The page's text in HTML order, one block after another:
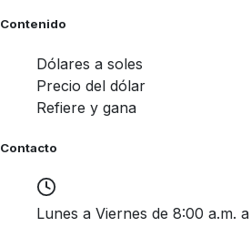
Contenido
Dólares a soles
Precio del dólar
Refiere y gana
Contacto
Lunes a Viernes de 8:00 a.m.